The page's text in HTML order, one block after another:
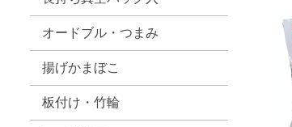
オードブル・つまみ
揚げかまぼこ
板付け・竹輪